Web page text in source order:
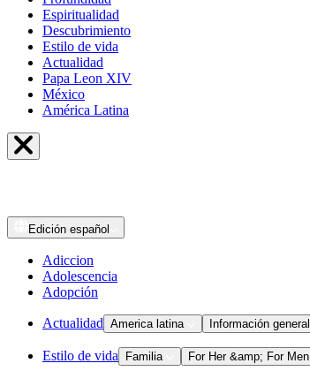
Espiritualidad
Descubrimiento
Estilo de vida
Actualidad
Papa Leon XIV
México
América Latina
Edición español
Adiccion
Adolescencia
Adopción
Actualidad America latina Información general
Estilo de vida Familia For Her &amp; For Men